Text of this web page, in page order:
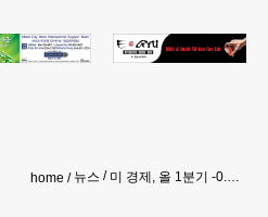
home 뉴스 미 경제, 올 1분기 -0.5% 역성장 ‘충격’